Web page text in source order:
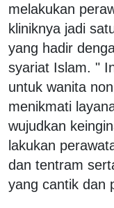
melakukan
kliniknya jadi
yang hadir
syariat Islam. "
untuk wanita
menikmati
wujudkan
lakukan
dan tentram
yang cantik dan